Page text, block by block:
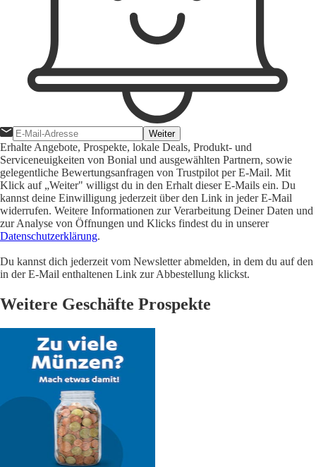
Weiter
Erhalte Angebote, Prospekte, lokale Deals, Produkt- und
Serviceneuigkeiten von Bonial und ausgewählten Partnern, sowie
gelegentliche Bewertungsanfragen von Trustpilot per E-Mail. Mit
Klick auf „Weiter" willigst du in den Erhalt dieser E-Mails ein. Du
kannst deine Einwilligung jederzeit über den Link in jeder E-Mail
widerrufen. Weitere Informationen zur Verarbeitung Deiner Daten und
zur Analyse von Öffnungen und Klicks findest du in unserer
Datenschutzerklärung.
Du kannst dich jederzeit vom Newsletter abmelden, in dem du auf den
in der E-Mail enthaltenen Link zur Abbestellung klickst.
Weitere Geschäfte Prospekte